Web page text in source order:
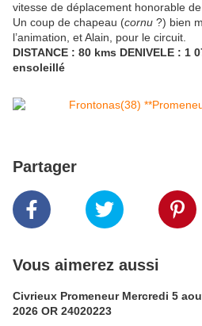
vitesse de déplacement honorable de
Un coup de chapeau (cornu ?) bien
l’animation, et Alain, pour le circuit.
DISTANCE : 80 kms DENIVELE : 1
ensoleillé
Partager
Vous aimerez aussi
Civrieux Promeneur Mercredi 5 aout
2026 OR 24020223